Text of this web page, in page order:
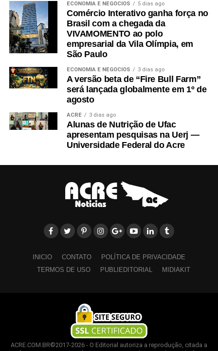
ECONOMIA E NEGÓCIOS 5 dias ago
Comércio Interativo ganha força no
Brasil com a chegada da
VIVAMOMENTO ao polo
empresarial da Vila Olímpia, em
São Paulo
ECONOMIA E NEGÓCIOS 3 dias ago
A versão beta de “Fire Bull Farm”
será lançada globalmente em 1º de
agosto
ACRE 3 dias ago
Alunas de Nutrição de Ufac
apresentam pesquisas na Uerj —
Universidade Federal do Acre
INICIO CONTATO
POLÍTICA DE PRIVACIDADE
TERMOS DE USO
PUBLIEDITORIAL MIDIAKIT
ACRE.COM.BR©2017-2026 - O Editorial autoriza a reprodução, citada a